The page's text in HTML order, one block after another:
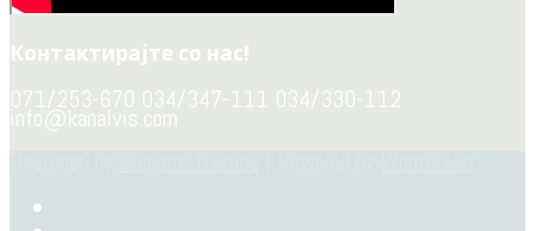
Контактирајте со нас!
071/253-670 034/347-111 034/330-112
info@kanalvis.com